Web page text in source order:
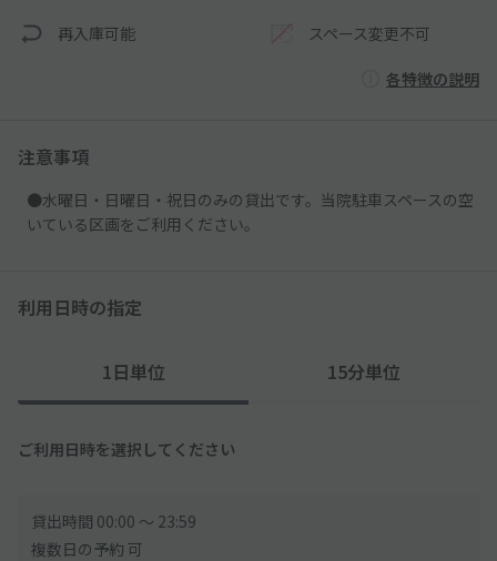
再入庫可能 スペース変更不可
各特徴の説明
注意事項
●水曜日・日曜日・祝日のみの貸出です。当院駐車スペースの空
いている区画をご利用ください。
利用日時の指定
1日単位 15分単位
ご利用日時を選択してください
貸出時間 00:00 〜 23:59
複数日の予約 可